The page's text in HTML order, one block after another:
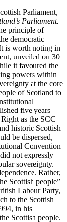
Parliament,
Parliament.
principle of
democratic
is worth noting in
unveiled on 30
it favoured the
powers within
at the core
of Scotland to
five years
as the SCC
historic Scottish
be dispersed,
Convention
not expressly
sovereignty,
Rather,
Scottish people”
Labour Party,
to the Scottish
in his
Scottish people.